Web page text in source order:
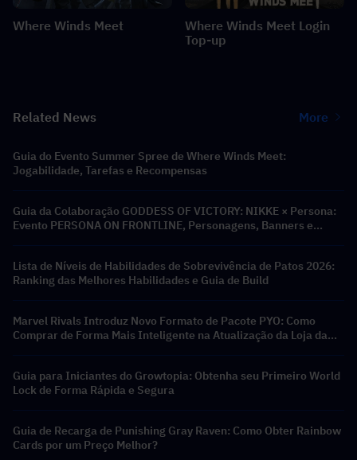
Where Winds Meet
Where Winds Meet Login
Top-up
Related News More
Guia do Evento Summer Spree de Where Winds Meet:
Jogabilidade, Tarefas e Recompensas
Guia da Colaboração GODDESS OF VICTORY: NIKKE × Persona:
Evento PERSONA ON FRONTLINE, Personagens, Banners e
Lista de Níveis de Habilidades de Sobrevivência de Patos 2026:
Ranking das Melhores Habilidades e Guia de Build
Marvel Rivals Introduz Novo Formato de Pacote PYO: Como
Comprar de Forma Mais Inteligente na Atualização da Loja da
Guia para Iniciantes do Growtopia: Obtenha seu Primeiro World
Lock de Forma Rápida e Segura
Guia de Recarga de Punishing Gray Raven: Como Obter Rainbow
Cards por um Preço Melhor?